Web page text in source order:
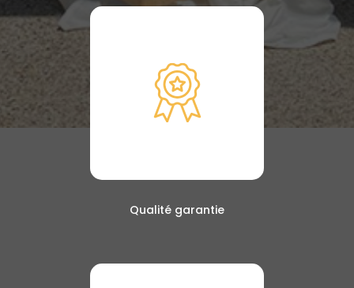
Qualité garantie